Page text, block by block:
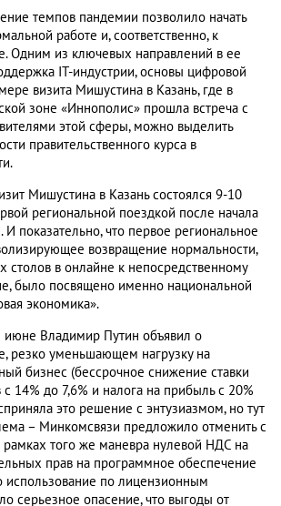
темпов пандемии позволило начать
работе и, соответственно, к
Одним из ключевых направлений в ее
IT-индустрии, основы цифровой
визита Мишустина в Казань, где в
зоне «Иннополис» прошла встреча с
этой сферы, можно выделить
правительственного курса в
Мишустина в Казань состоялся 9-10
региональной поездкой после начала
И показательно, что первое региональное
возвращение нормальности,
столов в онлайне к непосредственному
было посвящено именно национальной
экономика».
июне Владимир Путин объявил о
резко уменьшающем нагрузку на
бизнес (бессрочное снижение ставки
14% до 7,6% и налога на прибыль с 20%
это решение с энтузиазмом, но тут
– Минкомсвязи предложило отменить с
рамках того же маневра нулевой НДС на
прав на программное обеспечение
использование по лицензионным
серьезное опасение, что выгоды от